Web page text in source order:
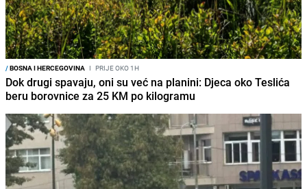
/BOSNA I HERCEGOVINA I PRIJE OKO 1H
Dok drugi spavaju, oni su već na planini: Djeca oko Teslića
beru borovnice za 25 KM po kilogramu